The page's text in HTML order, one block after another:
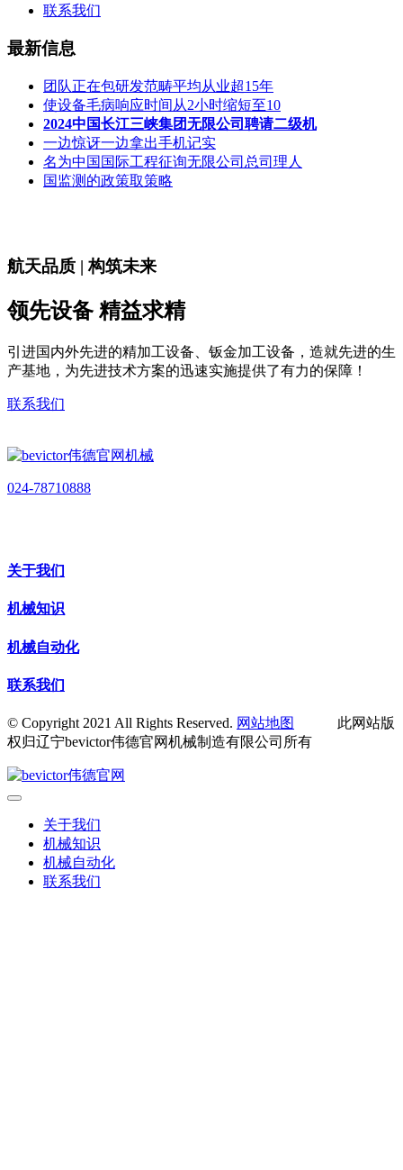
联系我们
最新信息
团队正在包研发范畴平均从业超15年
使设备毛病响应时间从2小时缩短至10
2024中国长江三峡集团无限公司聘请二级机
一边惊讶一边拿出手机记实
名为中国国际工程征询无限公司总司理人
国监测的政策取策略
航天品质 | 构筑未来
领先设备 精益求精
引进国内外先进的精加工设备、钣金加工设备，造就先进的生
产基地，为先进技术方案的迅速实施提供了有力的保障！
联系我们
024-78710888
关于我们
机械知识
机械自动化
联系我们
© Copyright 2021 All Rights Reserved. 网站地图
此网站版
权归辽宁bevictor伟德官网机械制造有限公司所有
关于我们
机械知识
机械自动化
联系我们